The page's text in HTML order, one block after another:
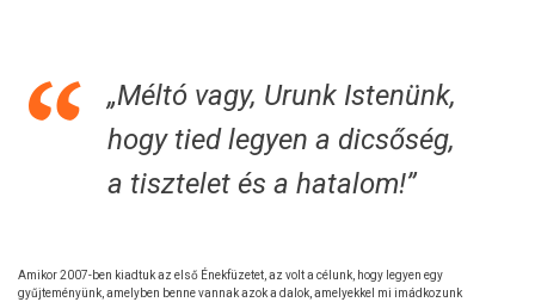
„Méltó vagy, Urunk Istenünk,
hogy tied legyen a dicsőség,
a tisztelet és a hatalom!”
Amikor 2007-ben kiadtuk az első Énekfüzetet, az volt a célunk, hogy legyen egy
gyűjteményünk, amelyben benne vannak azok a dalok, amelyekkel mi imádkozunk